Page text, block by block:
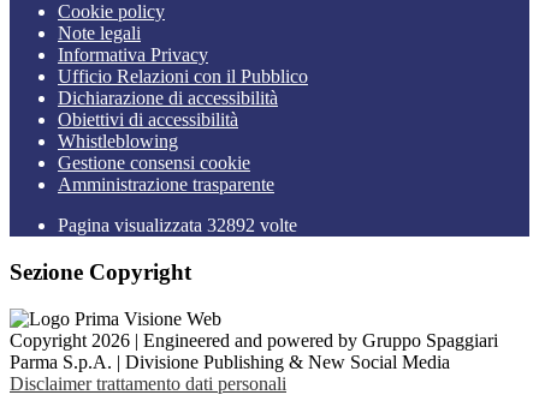
Cookie policy
Note legali
Informativa Privacy
Ufficio Relazioni con il Pubblico
Dichiarazione di accessibilità
Obiettivi di accessibilità
Whistleblowing
Gestione consensi cookie
Amministrazione trasparente
Pagina visualizzata 32892 volte
Sezione Copyright
Copyright 2026 | Engineered and powered by Gruppo Spaggiari
Parma S.p.A. | Divisione Publishing & New Social Media
Disclaimer trattamento dati personali